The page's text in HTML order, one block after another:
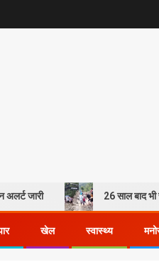
26 साल बाद भी सीमांत गांवों की
खेल स्वास्थ्य